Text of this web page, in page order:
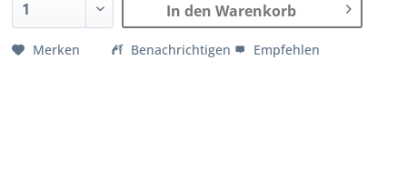
In den Warenkorb
Merken Benachrichtigen Empfehlen